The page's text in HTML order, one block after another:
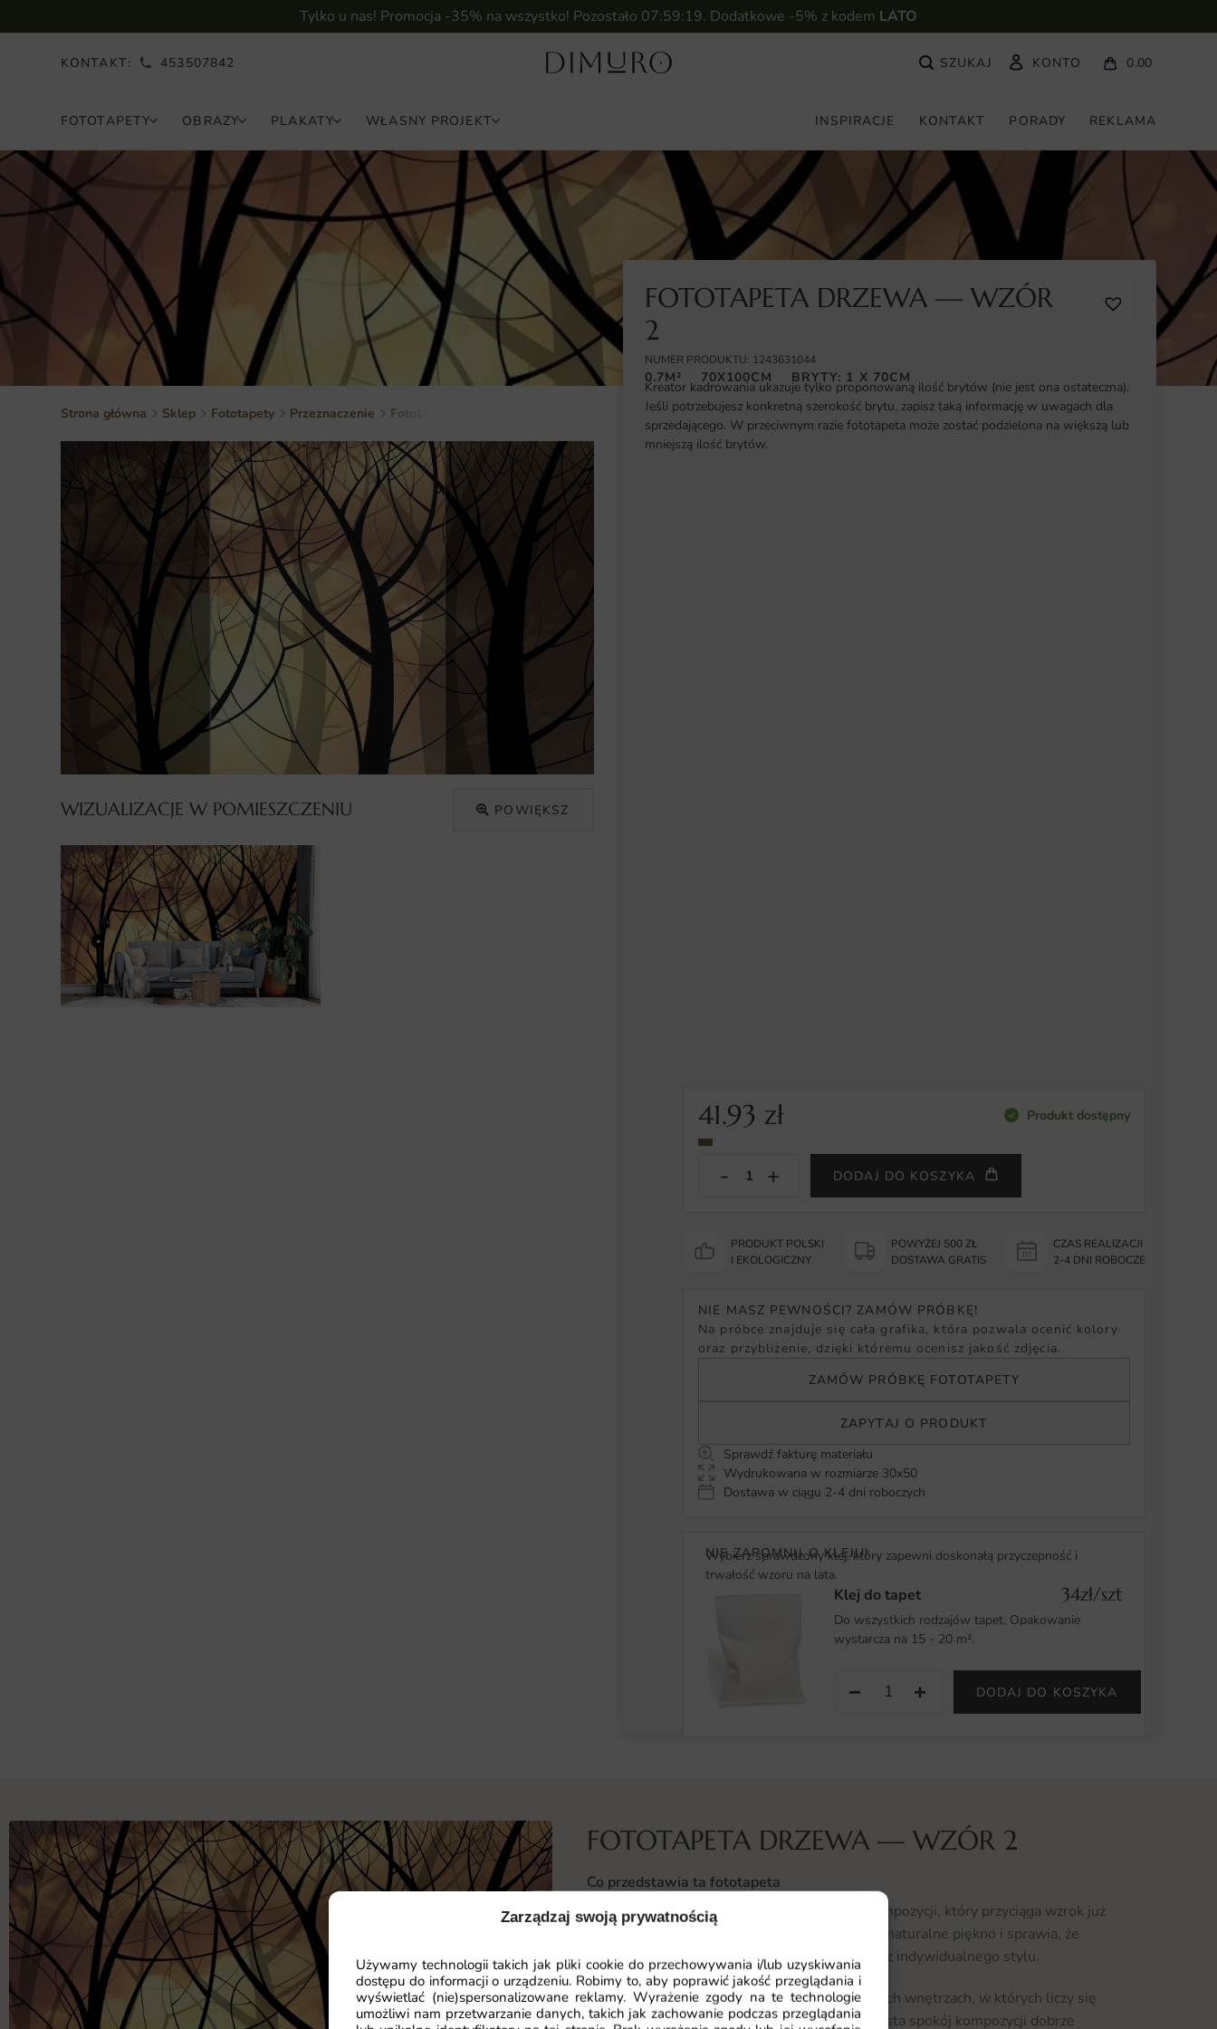
Zarządzaj swoją prywatnością
Używamy technologii takich jak pliki cookie do przechowywania i/lub uzyskiwania
dostępu do informacji o urządzeniu. Robimy to, aby poprawić jakość przeglądania i
wyświetlać (nie)spersonalizowane reklamy. Wyrażenie zgody na te technologie
umożliwi nam przetwarzanie danych, takich jak zachowanie podczas przeglądania
Tylko u nas! Promocja -35% na wszystko! Pozostało 07:59:18. Dodatkowe -5% z kodem LATO
KONTAKT: 453507842 KONTO 0.00
FOTOTAPETY OBRAZY PLAKATY WŁASNY PROJEKT INSPIRACJE KONTAKT PORADY REKLAMA
Strona główna Sklep Fototapety Przeznaczenie Fototapety do salonu
WIZUALIZACJE W POMIESZCZENIU POWIĘKSZ
FOTOTAPETA DRZEWA — WZÓR
2
NUMER PRODUKTU: 1243631044
0.7M² 70X100CM BRYTY: 1 X 70CM
Kreator kadrowania ukazuje tylko proponowaną ilość brytów (nie jest ona ostateczna).
Jeśli potrzebujesz konkretną szerokość brytu, zapisz taką informację w uwagach dla
sprzedającego. W przeciwnym razie fototapeta może zostać podzielona na większą lub
mniejszą ilość brytów.
41.93zł Produkt dostępny
DODAJ DO KOSZYKA
PRODUKT POLSKI
I EKOLOGICZNY
POWYŻEJ 500 ZŁ
DOSTAWA GRATIS
CZAS REALIZACJI
2-4 DNI ROBOCZE
NIE MASZ PEWNOŚCI? ZAMÓW PRÓBKĘ!
Na próbce znajduje się cała grafika, która pozwala ocenić kolory
oraz przybliżenie, dzięki któremu ocenisz jakość zdjęcia.
ZAMÓW PRÓBKĘ FOTOTAPETY
ZAPYTAJ O PRODUKT
Sprawdź fakturę materiału
Wydrukowana w rozmiarze 30x50
Dostawa w ciągu 2-4 dni roboczych
NIE ZAPOMNIJ O KLEJU!
Wybierz sprawdzony klej, który zapewni doskonałą przyczepność i
trwałość wzoru na lata.
Klej do tapet 34zł/szt
Do wszystkich rodzajów tapet. Opakowanie
wystarcza na 15 - 20 m².
− + DODAJ DO KOSZYKA
FOTOTAPETA DRZEWA — WZÓR 2
Co przedstawia ta fototapeta
Wzór Drzewa to monumentalne drzewa w kompozycji, który przyciąga wzrok już
od pierwszego spojrzenia. Kompozycja oddaje naturalne piękno i sprawia, że
przestrzeń nabiera wyrazistego charakteru oraz indywidualnego stylu.
Motyw zaprojektowano z myślą o nowoczesnych wnętrzach, w których liczy się
równowaga między estetyką a funkcją. Wyrazista spokój kompozycji dobrze